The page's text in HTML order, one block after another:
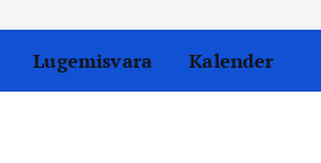
Lugemisvara Kalender